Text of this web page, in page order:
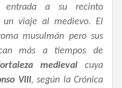
entrada a su recinto
un viaje al medievo. El
musulmán pero sus
más a tiempos de
medieval cuya
VIII, según la Crónica